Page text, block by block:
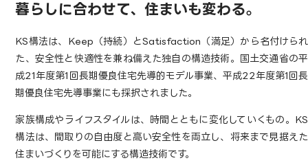
暮らしに合わせて、住まいも変わる。
KS構法は、Keep（持続）とSatisfaction（満足）から名付けられ
た、安全性と快適性を兼ね備えた独自の構造技術。国土交通省の平
成21年度第1回長期優良住宅先導的モデル事業、平成22年度第1回長
期優良住宅先導事業にも採択されました。
家族構成やライフスタイルは、時間とともに変化していくもの。KS
構法は、間取りの自由度と高い安全性を両立し、将来まで見据えた
住まいづくりを可能にする構造技術です。